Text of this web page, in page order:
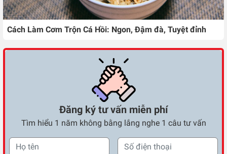
Cách Làm Cơm Trộn Cá Hồi: Ngon, Đậm đà, Tuyệt đỉnh
Đăng ký tư vấn miễn phí
Tìm hiểu 1 năm không bằng lắng nghe 1 câu tư vấn